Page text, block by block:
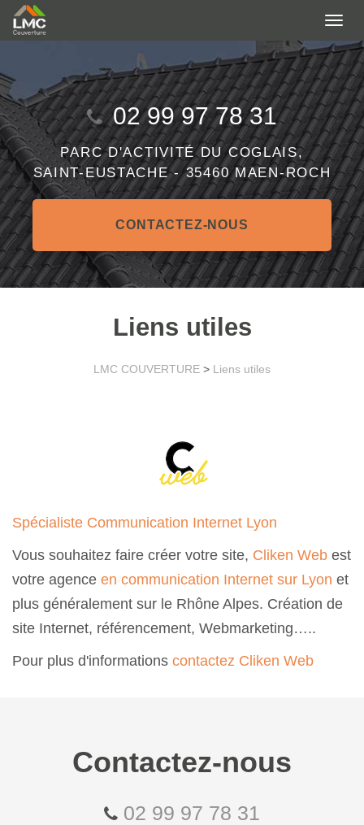
Aller
au
principal
02 99 97 78 31
PARC D'ACTIVITÉ DU COGLAIS,
SAINT-EUSTACHE -35460 MAEN-ROCH
CONTACTEZ-NOUS
Liens utiles
LMC COUVERTURE > Liens utiles
Spécialiste Communication Internet Lyon
Vous souhaitez faire créer votre site, Cliken Web est
votre agence en communication Internet sur Lyon et
plus généralement sur le Rhône Alpes. Création de
site Internet, référencement, Webmarketing…..
Pour plus d'informations contactez Cliken Web
Contactez-nous
02 99 97 78 31